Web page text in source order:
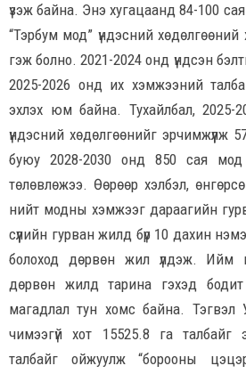
үзэж байна. Энэ хугацаанд 84-100
“Тэрбум мод” үндэсний
гэж болно. 2021-2024 онд үндсэн
2025-2026 онд их хэмжээний
эхлэх юм байна. Тухайлбал, 2025-
үндэсний хөдөлгөөнийг эрчимжүүлж
буюу 2028-2030 онд 850 сая мод
төлөвлөжээ. Өөрөөр хэлбэл,
нийт модны хэмжээг дараагийн
сүүлийн гурван жилд бүр 10 дахин
болоход дөрвөн жил үлдэж. Ийм
дөрвөн жилд тарина гэхэд
магадлал тун хомс байна.
чимээгүй хот 15525.8 га
талбайг ойжуулж “борооны